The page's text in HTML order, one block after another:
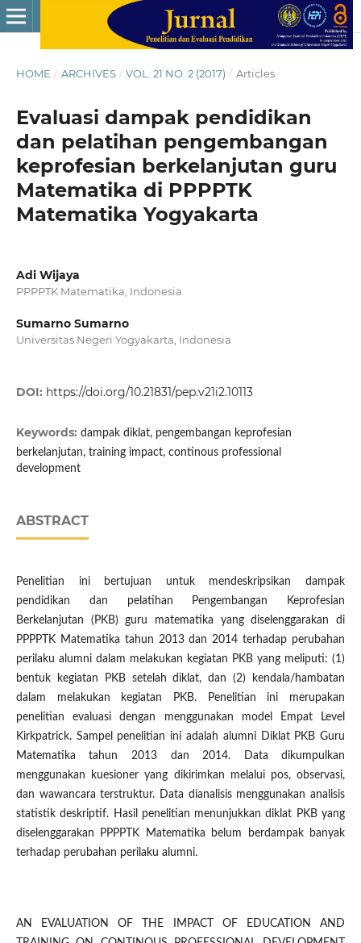
HOME / ARCHIVES / VOL. 21 NO. 2 (2017) / Articles
Evaluasi dampak pendidikan
dan pelatihan pengembangan
keprofesian berkelanjutan guru
Matematika di PPPPTK
Matematika Yogyakarta
Adi Wijaya
PPPPTK Matematika, Indonesia
Sumarno Sumarno
Universitas Negeri Yogyakarta, Indonesia
DOI: https://doi.org/10.21831/pep.v21i2.10113
Keywords: dampak diklat, pengembangan keprofesian
berkelanjutan, training impact, continous professional
development
ABSTRACT
Penelitian ini bertujuan untuk mendeskripsikan dampak
pendidikan dan pelatihan Pengembangan Keprofesian
Berkelanjutan (PKB) guru matematika yang diselenggarakan di
PPPPTK Matematika tahun 2013 dan 2014 terhadap perubahan
perilaku alumni dalam melakukan kegiatan PKB yang meliputi: (1)
bentuk kegiatan PKB setelah diklat, dan (2) kendala/hambatan
dalam melakukan kegiatan PKB. Penelitian ini merupakan
penelitian evaluasi dengan menggunakan model Empat Level
Kirkpatrick. Sampel penelitian ini adalah alumni Diklat PKB Guru
Matematika tahun 2013 dan 2014. Data dikumpulkan
menggunakan kuesioner yang dikirimkan melalui pos, observasi,
dan wawancara terstruktur. Data dianalisis menggunakan analisis
statistik deskriptif. Hasil penelitian menunjukkan diklat PKB yang
diselenggarakan PPPPTK Matematika belum berdampak banyak
terhadap perubahan perilaku alumni.
AN EVALUATION OF THE IMPACT OF EDUCATION AND